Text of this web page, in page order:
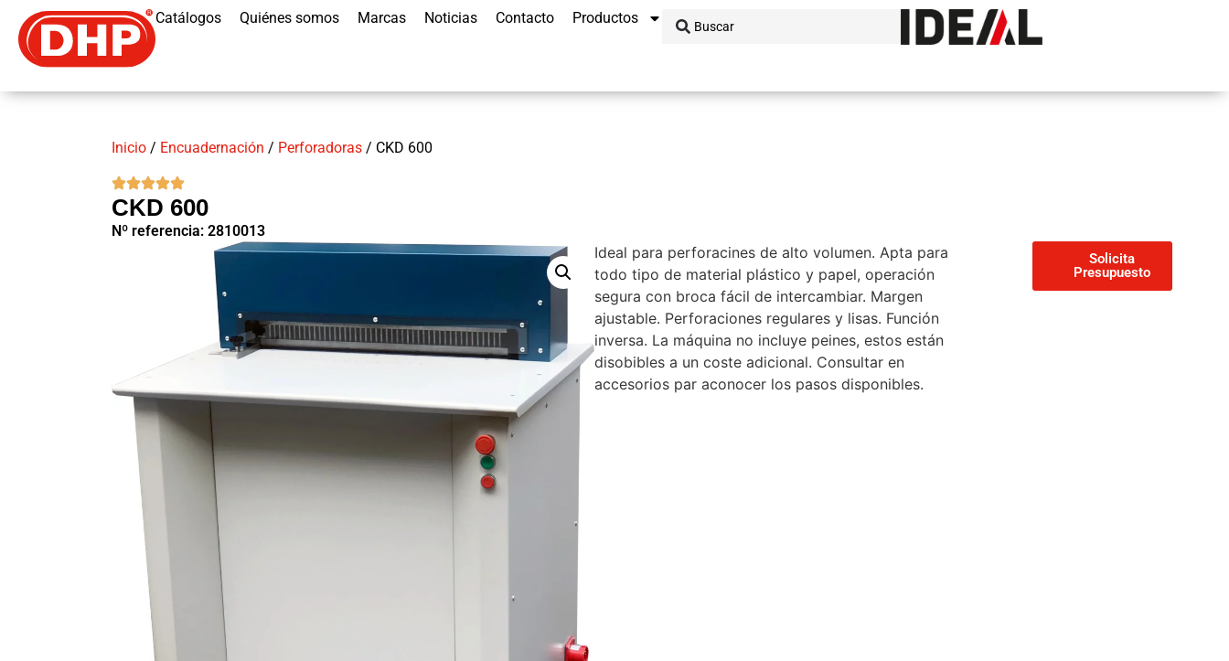
Catálogos Quiénes somos Marcas Noticias Contacto Productos
Inicio / Encuadernación / Perforadoras / CKD 600
CKD 600
Nº referencia: 2810013
Ideal para perforacines de alto volumen. Apta para
todo tipo de material plástico y papel, operación
segura con broca fácil de intercambiar. Margen
ajustable. Perforaciones regulares y lisas. Función
inversa. La máquina no incluye peines, estos están
disobibles a un coste adicional. Consultar en
accesorios par aconocer los pasos disponibles.
Ficha
técnica
Solicita
Presupuesto